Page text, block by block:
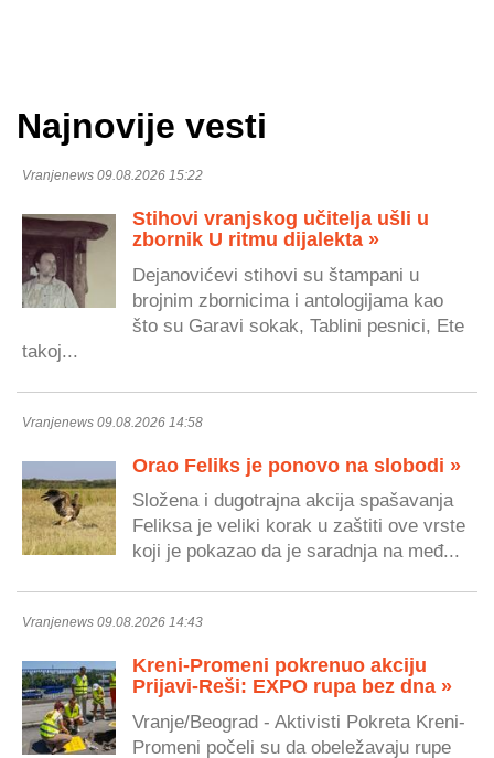
Najnovije vesti
Vranjenews 09.08.2026 15:22
Stihovi vranjskog učitelja ušli u
zbornik U ritmu dijalekta »
Dejanovićevi stihovi su štampani u
brojnim zbornicima i antologijama kao
što su Garavi sokak, Tablini pesnici, Ete
takoj...
Vranjenews 09.08.2026 14:58
Orao Feliks je ponovo na slobodi »
Složena i dugotrajna akcija spašavanja
Feliksa je veliki korak u zaštiti ove vrste
koji je pokazao da je saradnja na međ...
Vranjenews 09.08.2026 14:43
Kreni-Promeni pokrenuo akciju
Prijavi-Reši: EXPO rupa bez dna »
Vranje/Beograd - Aktivisti Pokreta Kreni-
Promeni počeli su da obeležavaju rupe